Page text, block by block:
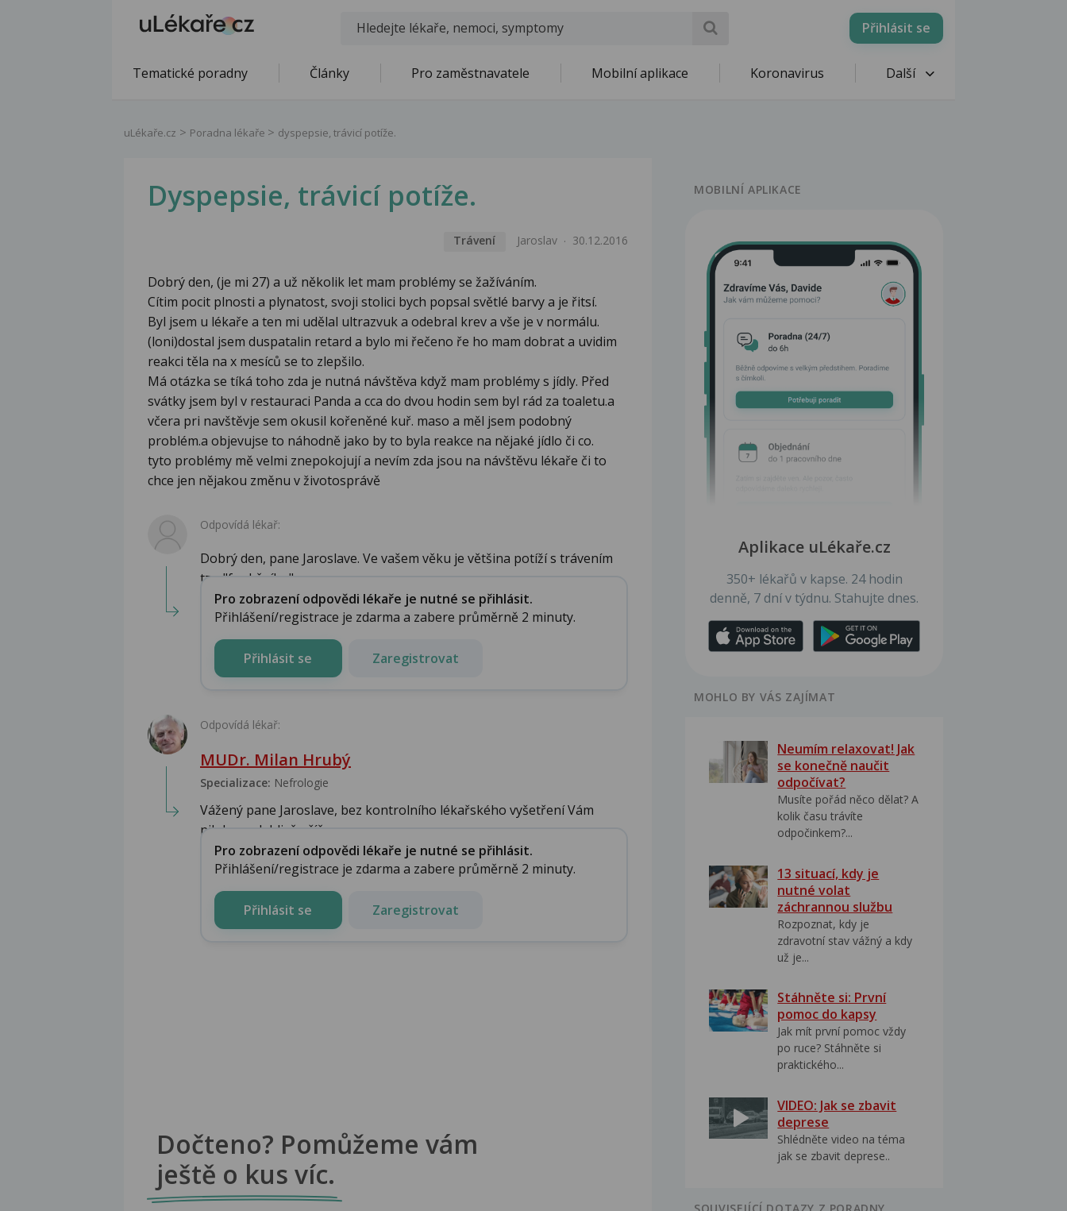
Přihlásit se
Tematické poradny Články Pro zaměstnavatele Mobilní aplikace Koronavirus Další
uLékaře.cz Poradna lékaře dyspepsie, trávicí potíže.
Dyspepsie, trávicí potíže.
Trávení Jaroslav 30.12.2016
Dobrý den, (je mi 27) a už několik let mam problémy se žažíváním.
Cítim pocit plnosti a plynatost, svoji stolici bych popsal světlé barvy a je řitsí.
Byl jsem u lékaře a ten mi udělal ultrazvuk a odebral krev a vše je v normálu.
(loni)dostal jsem duspatalin retard a bylo mi řečeno ře ho mam dobrat a uvidim
reakci těla na x mesíců se to zlepšilo.
Má otázka se tíká toho zda je nutná návštěva když mam problémy s jídly. Před
svátky jsem byl v restauraci Panda a cca do dvou hodin sem byl rád za toaletu.a
včera pri navštěvje sem okusil kořeněné kuř. maso a měl jsem podobný
problém.a objevujse to náhodně jako by to byla reakce na nějaké jídlo či co.
tyto problémy mě velmi znepokojují a nevím zda jsou na návštěvu lékaře či to
chce jen nějakou změnu v životosprávě
Odpovídá lékař:
Dobrý den, pane Jaroslave. Ve vašem věku je většina potíží s trávením
tzv. "funkčního" r...
Pro zobrazení odpovědi lékaře je nutné se přihlásit.
Přihlášení/registrace je zdarma a zabere průměrně 2 minuty.
Přihlásit se Zaregistrovat
Odpovídá lékař:
MUDr. Milan Hrubý
Specializace: Nefrologie
Vážený pane Jaroslave, bez kontrolního lékařského vyšetření Vám
nikdo spolehlivě příč...
Pro zobrazení odpovědi lékaře je nutné se přihlásit.
Přihlášení/registrace je zdarma a zabere průměrně 2 minuty.
Přihlásit se Zaregistrovat
Dočteno? Pomůžeme vám
ještě o kus víc.
MOBILNÍ APLIKACE
Aplikace uLékaře.cz
350+ lékařů v kapse. 24 hodin
denně, 7 dní v týdnu. Stahujte dnes.
MOHLO BY VÁS ZAJÍMAT
Neumím relaxovat! Jak
se konečně naučit
odpočívat?
Musíte pořád něco dělat? A
kolik času trávíte
odpočinkem?...
13 situací, kdy je
nutné volat
záchrannou službu
Rozpoznat, kdy je
zdravotní stav vážný a kdy
už je...
Stáhněte si: První
pomoc do kapsy
Jak mít první pomoc vždy
po ruce? Stáhněte si
praktického...
VIDEO: Jak se zbavit
deprese
Shlédněte video na téma
jak se zbavit deprese..
SOUVISEJÍCÍ DOTAZY Z PORADNY